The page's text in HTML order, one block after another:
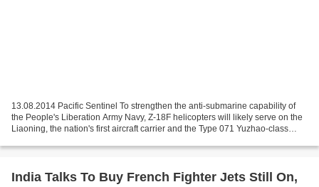
13.08.2014 Pacific Sentinel To strengthen the anti-submarine capability of
the People's Liberation Army Navy, Z-18F helicopters will likely serve on the
Liaoning, the nation's first aircraft carrier and the Type 071 Yuzhao-class
India Talks To Buy French Fighter Jets Still On,